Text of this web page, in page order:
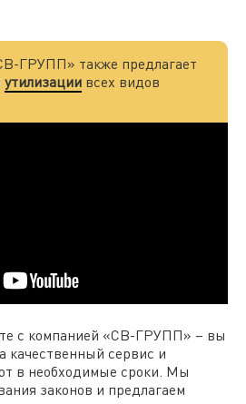
ГРУПП» также предлагает
утилизации всех видов
с компанией «СВ-ГРУПП» – вы
качественный сервис и
в необходимые сроки. Мы
законов и предлагаем